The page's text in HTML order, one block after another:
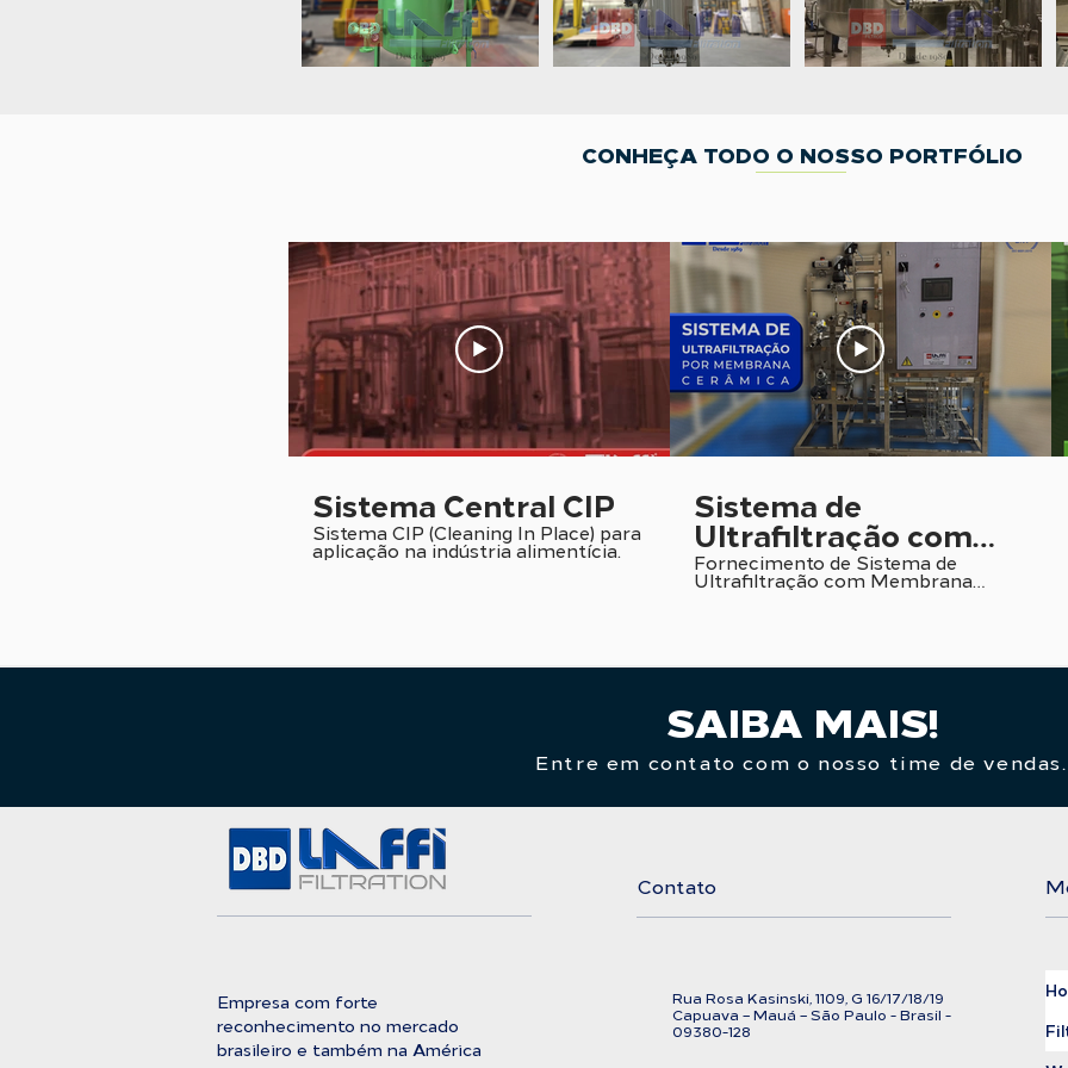
CONHEÇA TODO O NOSSO PORTFÓLIO
Sistema Central CIP
Sistema CIP (Cleaning In Place) para
aplicação na indústria alimentícia.
Sistema de
Ultrafiltração com
Membrana Cerâmica
Fornecimento de Sistema de
Ultrafiltração com Membrana
Cerâmica para a Indústria
SAIBA MAIS!
Entre em contato com o nosso time de vendas.
Empresa com forte
reconhecimento no mercado
brasileiro e também na América
Contato
Rua Rosa Kasinski, 1109, G 16/17/18/19
Capuava – Mauá – São Paulo - Brasil -
09380-128